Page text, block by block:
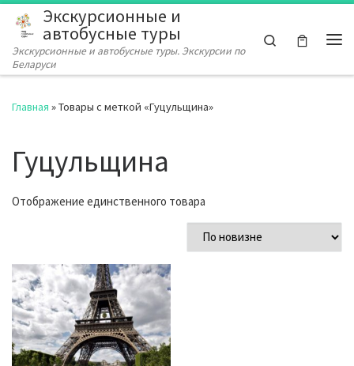
Перейти к содержимому
Экскурсионные и
автобусные туры
Экскурсионные и автобусные туры. Экскурсии по
Беларуси
Search
Главная »Товары с меткой «Гуцульщина»
Гуцульщина
Отображение единственного товара